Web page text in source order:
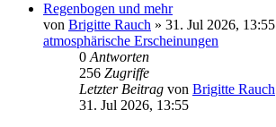
Regenbogen und mehr
von Brigitte Rauch » 31. Jul 2026, 13:55
atmosphärische Erscheinungen
0 Antworten
256 Zugriffe
Letzter Beitrag von Brigitte Rauch
31. Jul 2026, 13:55